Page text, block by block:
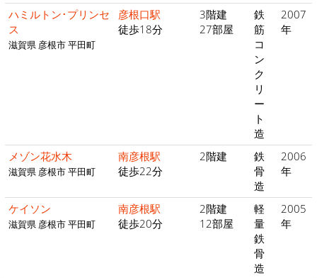
ハミルトン･プリンセ
ス
滋賀県 彦根市 平田町
彦根口駅
徒歩18分
3階建
27部屋
鉄
筋
コ
ン
ク
リ
ー
ト
造
2007
年
メゾン花水木
滋賀県 彦根市 平田町
南彦根駅
徒歩22分
2階建
鉄
骨
造
2006
年
ケイソン
滋賀県 彦根市 平田町
南彦根駅
徒歩20分
2階建
12部屋
軽
量
鉄
骨
造
2005
年